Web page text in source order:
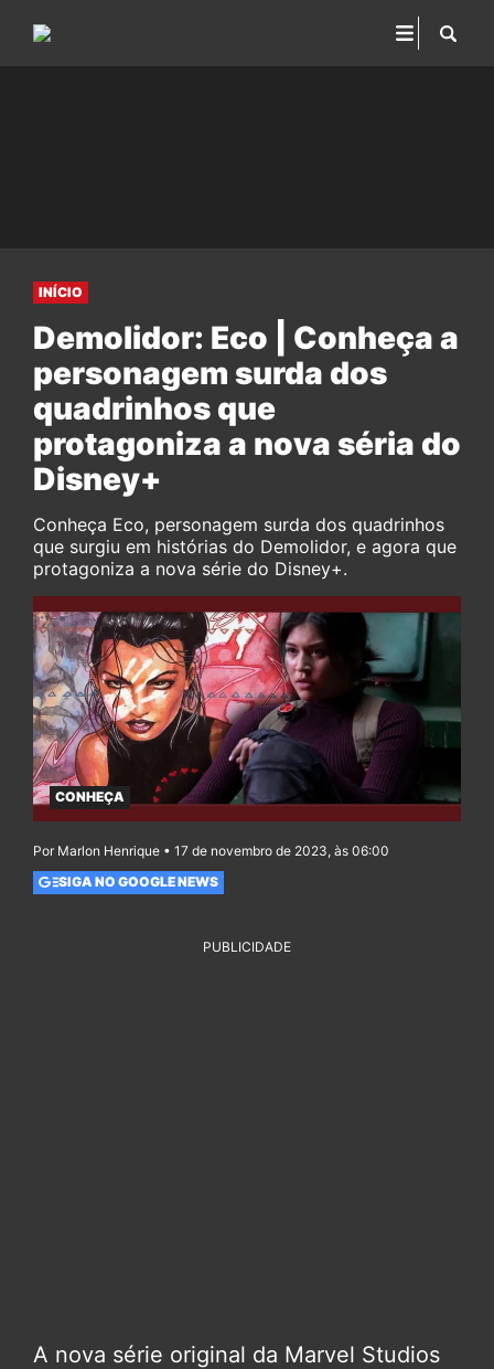
INÍCIO
Demolidor: Eco | Conheça a
personagem surda dos
quadrinhos que
protagoniza a nova séria do
Disney+
Conheça Eco, personagem surda dos quadrinhos
que surgiu em histórias do Demolidor, e agora que
protagoniza a nova série do Disney+.
CONHEÇA
Por Marlon Henrique • 17 de novembro de 2023, às 06:00
SIGA NO GOOGLE NEWS
PUBLICIDADE
A nova série original da Marvel Studios